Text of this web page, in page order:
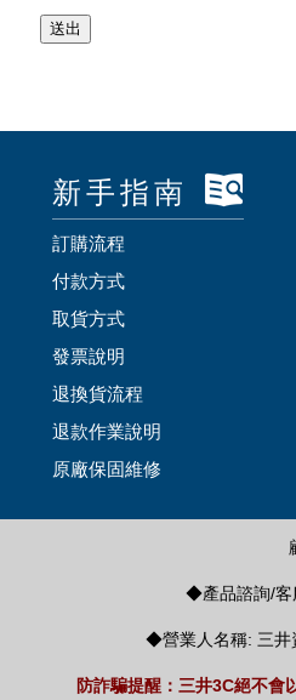
新手指南
訂購流程
付款方式
取貨方式
發票說明
退換貨流程
退款作業說明
原廠保固維修
◆產品諮詢/客
◆營業人名稱: 三井
防詐騙提醒：三井3C絕不會